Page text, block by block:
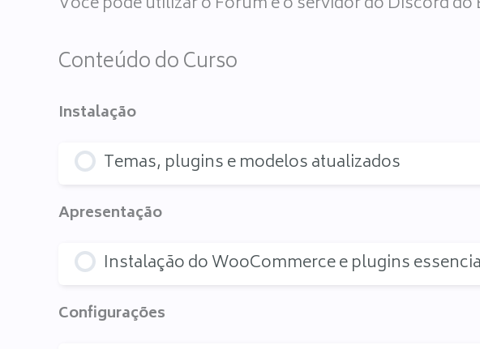
Conteúdo do Curso
Instalação
Temas, plugins e modelos atualizados
Apresentação
Instalação do WooCommerce e plugins
Configurações